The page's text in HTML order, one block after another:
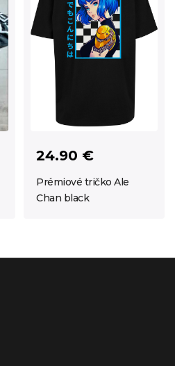
24.90 €
Prémiové tričko Ale
Chan black